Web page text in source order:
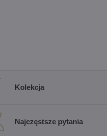
Kolekcja
Najczęstsze pytania